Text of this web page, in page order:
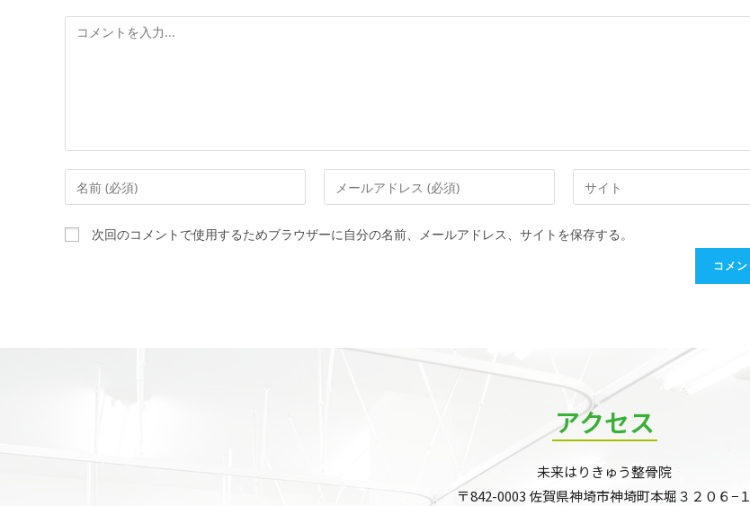
次回のコメントで使用するためブラウザーに自分の名前、メールアドレス、サイトを保存する。
アクセス
未来はりきゅう整骨院
〒842-0003 佐賀県神埼市神埼町本堀３２０６−１